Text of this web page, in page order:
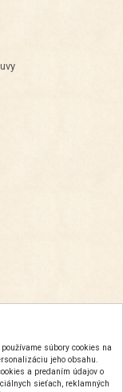
súbory cookies na
jeho obsahu.
a predaním údajov o
sieťach, reklamných